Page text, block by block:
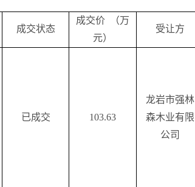
成交状态
成交价 （万
元）
受让方
已成交 103.63
龙岩市强林
森木业有限
公司